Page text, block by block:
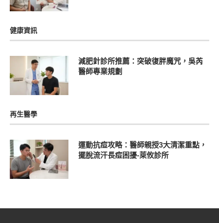
健康資訊
減肥針診所推薦：突破復胖魔咒，吳芮
醫師專業規劃
再生醫學
運動抗痘攻略：醫師親授3大清潔重點，
擺脫流汗長痘困擾-萊攸診所